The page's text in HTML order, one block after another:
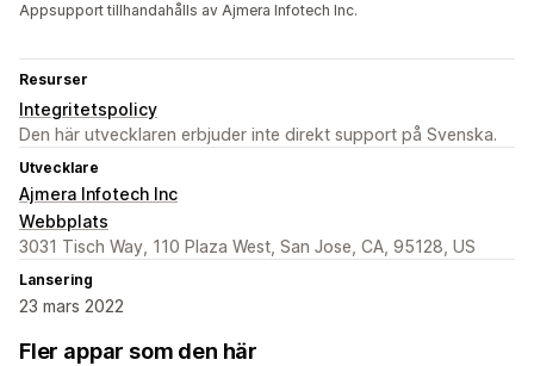
Appsupport tillhandahålls av Ajmera Infotech Inc.
Resurser
Integritetspolicy
Den här utvecklaren erbjuder inte direkt support på Svenska.
Utvecklare
Ajmera Infotech Inc
Webbplats
3031 Tisch Way, 110 Plaza West, San Jose, CA, 95128, US
Lansering
23 mars 2022
Fler appar som den här